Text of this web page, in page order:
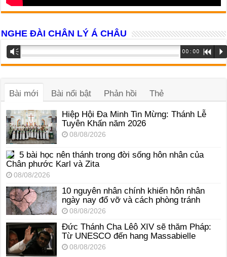
NGHE ĐÀI CHÂN LÝ Á CHÂU
Trình
phát
Vm 00:00 R P
Bài mới Bài nổi bật Phản hồi Thẻ
Hiệp Hội Đa Minh Tin Mừng: Thánh Lễ
Tuyên Khấn năm 2026
08/08/2026
5 bài học nên thánh trong đời sống hôn nhân của
Chân phước Karl và Zita
08/08/2026
10 nguyên nhân chính khiến hôn nhân
ngày nay đổ vỡ và cách phòng tránh
08/08/2026
Đức Thánh Cha Lêô XIV sẽ thăm Pháp:
Từ UNESCO đến hang Massabielle
08/08/2026